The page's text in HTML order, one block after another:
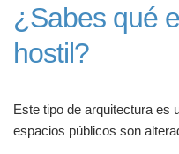
¿Sabes qué
hostil?
Este tipo de arquitectura es
espacios públicos son